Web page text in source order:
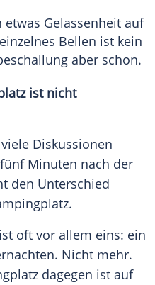
Gelassenheit auf
Bellen ist kein
aber schon.
ist nicht
Diskussionen
Minuten nach der
den Unterschied
oft vor allem eins: ein
Nicht mehr.
dagegen ist auf